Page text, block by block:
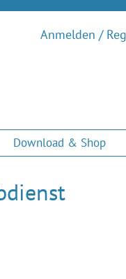
Anmelden /
Download & Shop